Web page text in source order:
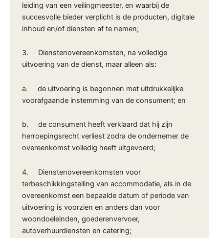
leiding van een veilingmeester, en waarbij de
succesvolle bieder verplicht is de producten, digitale
inhoud en/of diensten af te nemen;
3. Dienstenovereenkomsten, na volledige
uitvoering van de dienst, maar alleen als:
a. de uitvoering is begonnen met uitdrukkelijke
voorafgaande instemming van de consument; en
b. de consument heeft verklaard dat hij zijn
herroepingsrecht verliest zodra de ondernemer de
overeenkomst volledig heeft uitgevoerd;
4. Dienstenovereenkomsten voor
terbeschikkingstelling van accommodatie, als in de
overeenkomst een bepaalde datum of periode van
uitvoering is voorzien en anders dan voor
woondoeleinden, goederenvervoer,
autoverhuurdiensten en catering;